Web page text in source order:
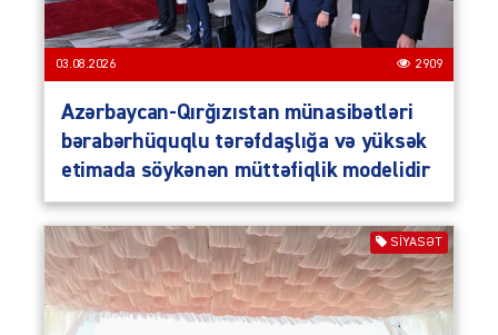
03.08.2026 2909
Azərbaycan-Qırğızıstan münasibətləri
bərabərhüquqlu tərəfdaşlığa və yüksək
etimada söykənən müttəfiqlik modelidir
SIYASƏT